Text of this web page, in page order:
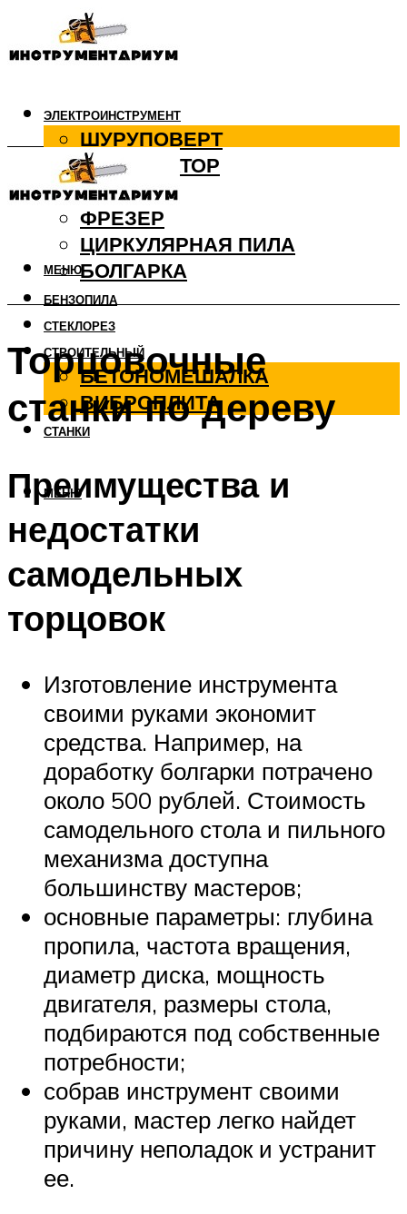
ЭЛЕКТРОИНСТРУМЕНТ
ШУРУПОВЕРТ
ПЕРФОРАТОР
ДРЕЛЬ
ФРЕЗЕР
ЦИРКУЛЯРНАЯ ПИЛА
БОЛГАРКА
БЕНЗОПИЛА
СТЕКЛОРЕЗ
СТРОИТЕЛЬНЫЙ
БЕТОНОМЕШАЛКА
ВИБРОПЛИТА
СТАНКИ
МЕНЮ
МЕНЮ
Торцовочные
станки по дереву
Преимущества и
недостатки
самодельных
торцовок
Изготовление инструмента
своими руками экономит
средства. Например, на
доработку болгарки потрачено
около 500 рублей. Стоимость
самодельного стола и пильного
механизма доступна
большинству мастеров;
основные параметры: глубина
пропила, частота вращения,
диаметр диска, мощность
двигателя, размеры стола,
подбираются под собственные
потребности;
собрав инструмент своими
руками, мастер легко найдет
причину неполадок и устранит
ее.